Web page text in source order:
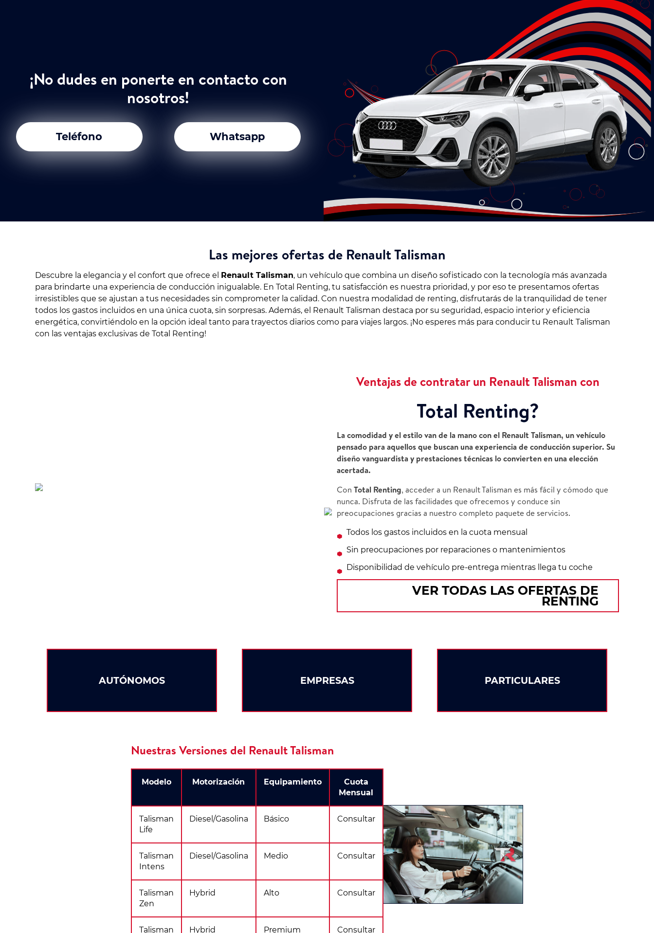
¡No dudes en ponerte en contacto con
nosotros!
Teléfono Whatsapp
Las mejores ofertas de Renault Talisman
Descubre la elegancia y el confort que ofrece el Renault Talisman, un vehículo que combina un diseño sofisticado con la tecnología más avanzada
para brindarte una experiencia de conducción inigualable. En Total Renting, tu satisfacción es nuestra prioridad, y por eso te presentamos ofertas
irresistibles que se ajustan a tus necesidades sin comprometer la calidad. Con nuestra modalidad de renting, disfrutarás de la tranquilidad de tener
todos los gastos incluidos en una única cuota, sin sorpresas. Además, el Renault Talisman destaca por su seguridad, espacio interior y eficiencia
energética, convirtiéndolo en la opción ideal tanto para trayectos diarios como para viajes largos. ¡No esperes más para conducir tu Renault Talisman
con las ventajas exclusivas de Total Renting!
Ventajas de contratar un Renault Talisman con
Total Renting?
La comodidad y el estilo van de la mano con el Renault Talisman, un vehículo
pensado para aquellos que buscan una experiencia de conducción superior. Su
diseño vanguardista y prestaciones técnicas lo convierten en una elección
acertada.
Con Total Renting, acceder a un Renault Talisman es más fácil y cómodo que
nunca. Disfruta de las facilidades que ofrecemos y conduce sin
preocupaciones gracias a nuestro completo paquete de servicios.
Todos los gastos incluidos en la cuota mensual
Sin preocupaciones por reparaciones o mantenimientos
Disponibilidad de vehículo pre-entrega mientras llega tu coche
VER TODAS LAS OFERTAS DE
RENTING
PARTICULARES
AUTÓNOMOS EMPRESAS
Nuestras Versiones del Renault Talisman
Modelo Motorización Equipamiento
Cuota
Mensual
Talisman
Life
Diesel/Gasolina Básico Consultar
Talisman
Intens
Diesel/Gasolina Medio Consultar
Talisman
Zen
Hybrid Alto Consultar
Talisman Hybrid Premium Consultar